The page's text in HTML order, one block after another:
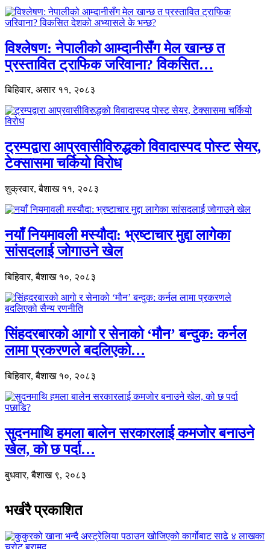
विश्लेषण: नेपालीको आम्दानीसँग मेल खान्छ त
प्रस्तावित ट्राफिक जरिवाना? विकसित…
बिहिवार, असार ११, २०८३
ट्रम्पद्वारा आप्रवासीविरुद्धको विवादास्पद पोस्ट सेयर,
टेक्सासमा चर्कियो विरोध
शुक्रवार, बैशाख ११, २०८३
नयाँ नियमावली मस्यौदा: भ्रष्टाचार मुद्दा लागेका
सांसदलाई जोगाउने खेल
बिहिवार, बैशाख १०, २०८३
सिंहदरबारको आगो र सेनाको ‘मौन’ बन्दुक: कर्नल
लामा प्रकरणले बदलिएको…
बिहिवार, बैशाख १०, २०८३
सुदनमाथि हमला बालेन सरकारलाई कमजोर बनाउने
खेल, को छ पर्दा…
बुधवार, बैशाख ९, २०८३
भर्खरै प्रकाशित